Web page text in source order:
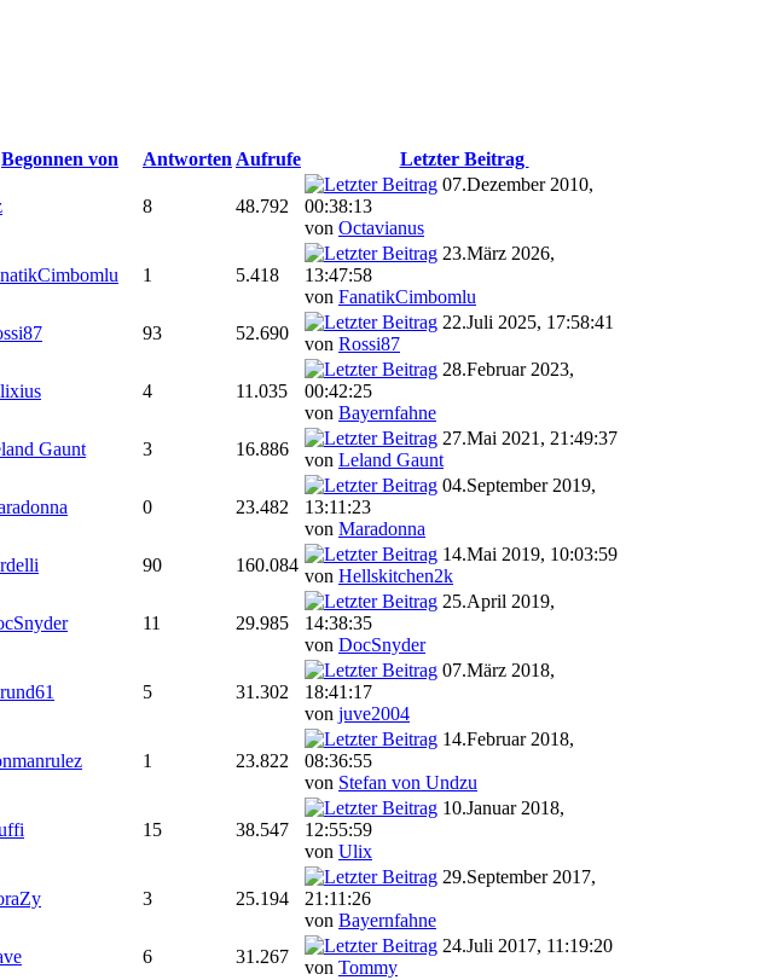
Begonnen von Antworten Aufrufe Letzter Beitrag
8 48.792
07.Dezember 2010,
00:38:13
von Octavianus
1 5.418
23.März 2026,
13:47:58
von FanatikCimbomlu
93 52.690
22.Juli 2025, 17:58:41
von Rossi87
4 11.035
28.Februar 2023,
00:42:25
von Bayernfahne
Gaunt 3 16.886
27.Mai 2021, 21:49:37
von Leland Gaunt
0 23.482
04.September 2019,
13:11:23
von Maradonna
90 160.084
14.Mai 2019, 10:03:59
von Hellskitchen2k
11 29.985
25.April 2019,
14:38:35
von DocSnyder
5 31.302
07.März 2018,
18:41:17
von juve2004
1 23.822
14.Februar 2018,
08:36:55
von Stefan von Undzu
15 38.547
10.Januar 2018,
12:55:59
von Ulix
3 25.194
29.September 2017,
21:11:26
von Bayernfahne
6 31.267
24.Juli 2017, 11:19:20
von Tommy